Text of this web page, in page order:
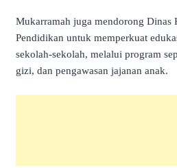
Mukarramah juga mendorong Dinas
Pendidikan untuk memperkuat
sekolah-sekolah, melalui program
gizi, dan pengawasan jajanan anak.